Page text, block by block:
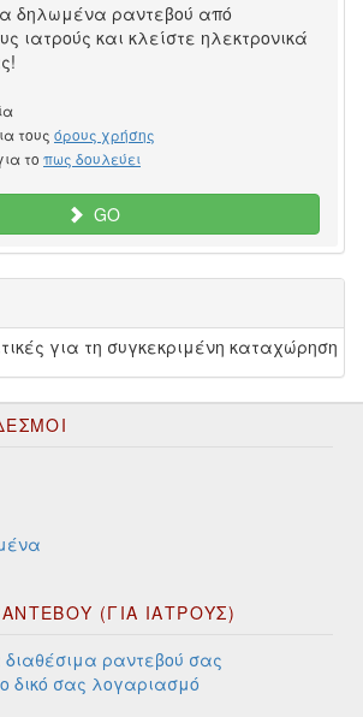
δηλωμένα ραντεβού από
ιατρούς και κλείστε ηλεκτρονικά
τους όρους χρήσης
το πως δουλεύει
GO
για τη συγκεκριμένη καταχώρηση
(ΓΙΑ ΙΑΤΡΟΥΣ)
ραντεβού σας
δικό σας λογαριασμό